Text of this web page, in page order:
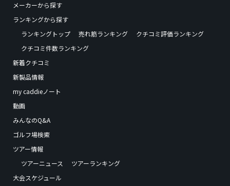
メーカーから探す
ランキングから探す
ランキングトップ
売れ筋ランキング
クチコミ評価ランキング
クチコミ件数ランキング
新着クチコミ
新製品情報
my caddieノート
動画
みんなのQ&A
ゴルフ場検索
ツアー情報
ツアーニュース
ツアーランキング
大会スケジュール